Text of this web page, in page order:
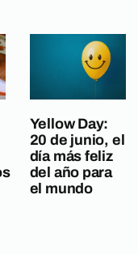
Yellow Day:
20 de junio, el
día más feliz
del año para
el mundo